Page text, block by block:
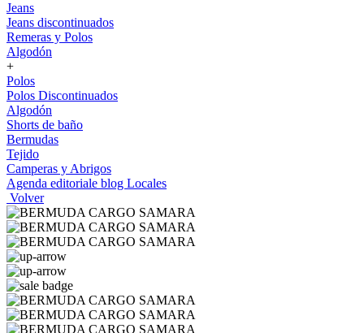
Jeans
Jeans discontinuados
Remeras y Polos
Algodón
+
Polos
Polos Discontinuados
Algodón
Shorts de baño
Bermudas
Tejido
Camperas y Abrigos
Agenda editoriale blog Locales
Volver